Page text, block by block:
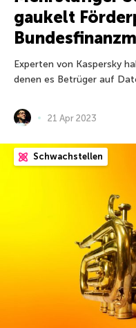
gaukelt
Experten von Kaspersky
denen es Betrüger auf
21 Apr 2023
Schwachstellen